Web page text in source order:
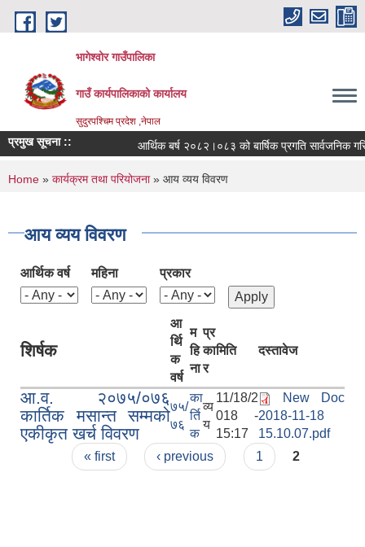
Skip to main content
भागेश्वोर गाउँपालिका
गाउँ कार्यपालिकाको कार्यालय
सुदुरपश्चिम प्रदेश ,नेपाल
प्रमुख सूचना :: आर्थिक बर्ष २०८२।०८३ को बार्षिक प्रगति सार्वजनिक
You are here
Home » कार्यक्रम तथा परियोजना» आय व्यय विवरण
आय व्यय विवरण
आर्थिक वर्ष महिना प्रकार
शिर्षक
आ
र्थि
क
वर्ष
म
हि
ना
प्र
का
र
मिति दस्तावेज
आ.व. २०७५/०७६
कार्तिक मसान्त सम्मको
एकीकृत खर्च विवरण
७५/
७६
का
र्ति
क
व्य
य
11/18/2
018 -
15:17
New Doc
2018-11-18
15.10.07.pdf
Pages« first ‹ previous 1 2